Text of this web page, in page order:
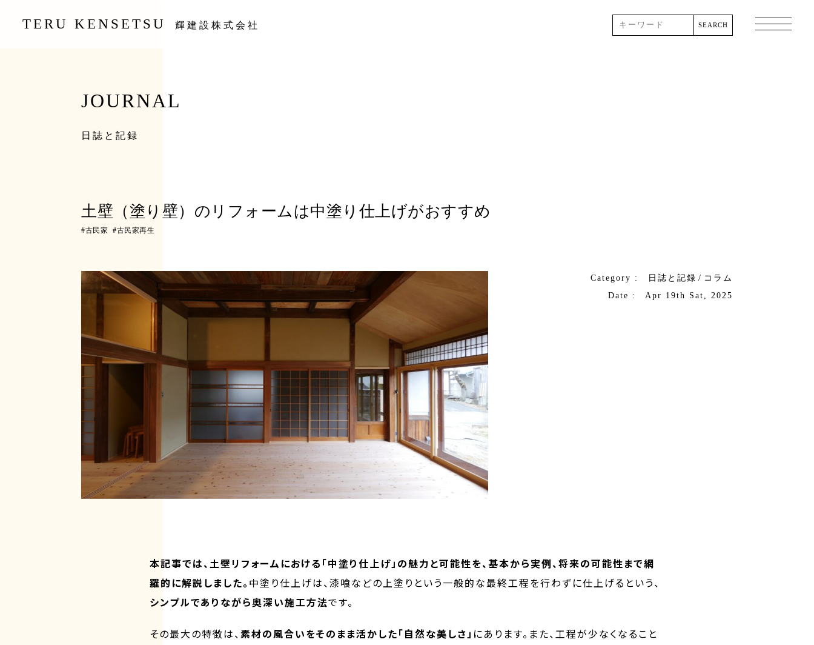
TERU KENSETSU 輝建設株式会社
JOURNAL
日誌と記録
土壁（塗り壁）のリフォームは中塗り仕上げがおすすめ
#古民家 #古民家再生
Category : 日誌と記録 / コラム
Date : Apr 19th Sat, 2025
本記事では、土壁リフォームにおける「中塗り仕上げ」の魅力と可能性を、基本から実例、将来の可能性まで網
羅的に解説しました。 中塗り仕上げは、漆喰などの上塗りという一般的な最終工程を行わずに仕上げるという、
シンプルでありながら奥深い施工方法です。
その最大の特徴は、素材の風合いをそのまま活かした「自然な美しさ」 にあります。また、工程が少なくなること